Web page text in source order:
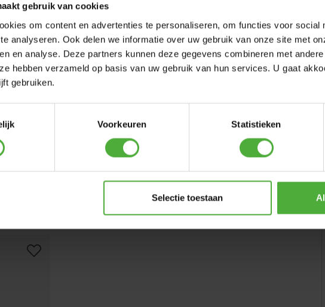
gebruik van cookies
om content en advertenties te personaliseren, om functies voor social
analyseren. Ook delen we informatie over uw gebruik van onze site met
en analyse. Deze partners kunnen deze gegevens combineren met
hebben verzameld op basis van uw gebruik van hun services. U gaat
gebruiken.
Voorkeuren Statistieken
Selectie toestaan
BERG SportsGoal M + Precisiedoek
22.70.01.00
M (240 x 160 cm)
Zwart